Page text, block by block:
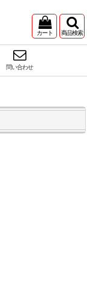
カート 商品検索
問い合わせ